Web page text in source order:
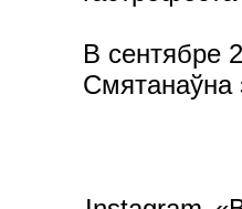
В сентябре
Смятанаўна